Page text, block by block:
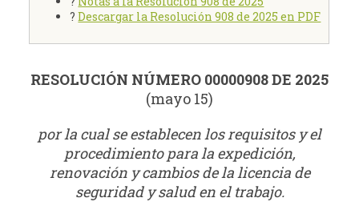
?Descargar la Resolución 908 de 2025 en PDF
RESOLUCIÓN NÚMERO 00000908 DE 2025
(mayo 15)
por la cual se establecen los requisitos y el
procedimiento para la expedición,
renovación y cambios de la licencia de
seguridad y salud en el trabajo.